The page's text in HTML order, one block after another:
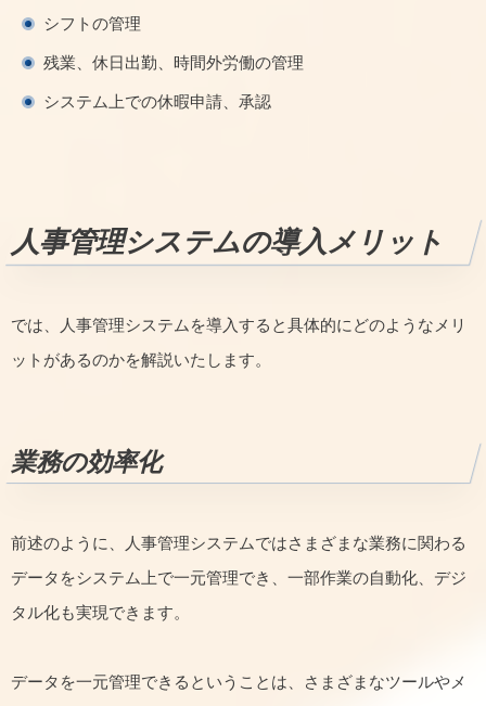
シフトの管理
残業、休日出勤、時間外労働の管理
システム上での休暇申請、承認
人事管理システムの導入メリット
では、人事管理システムを導入すると具体的にどのようなメリ
ットがあるのかを解説いたします。
業務の効率化
前述のように、人事管理システムではさまざまな業務に関わる
データをシステム上で一元管理でき、一部作業の自動化、デジ
タル化も実現できます。
データを一元管理できるということは、さまざまなツールやメ